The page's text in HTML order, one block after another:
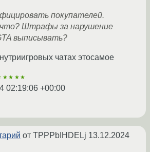
покупателей.
Штрафы за нарушение
выписывать?
чатах этосамое
02:19:06 +00:00
от TPPPbIHDELj 13.12.2024